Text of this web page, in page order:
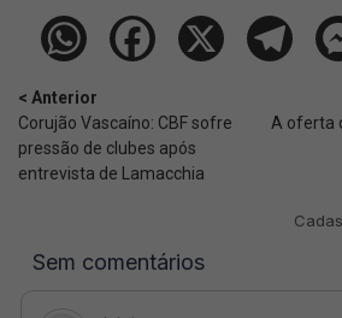
< Anterior
Corujão Vascaíno: CBF sofre
pressão de clubes após
entrevista de Lamacchia
A oferta